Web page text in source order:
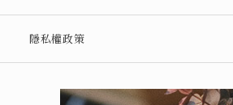
隱私權政策